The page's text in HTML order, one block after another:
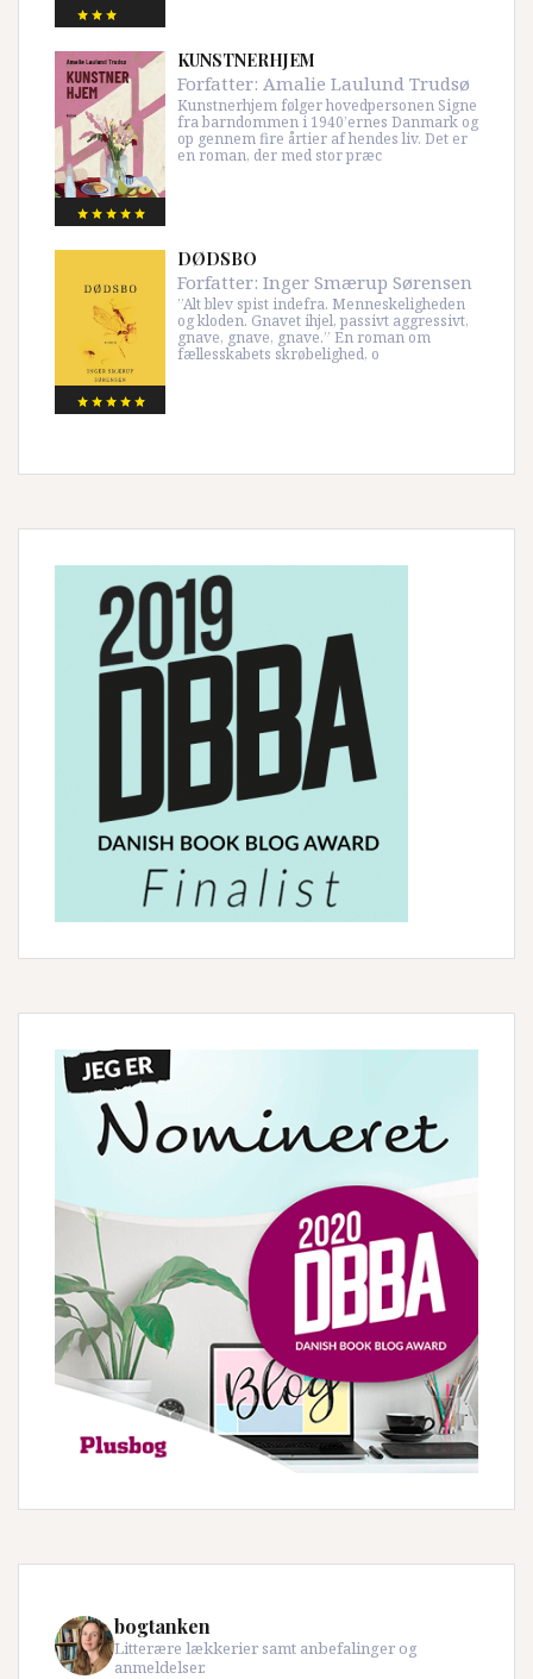
KUNSTNERHJEM
Forfatter: Amalie Laulund Trudsø
Kunstnerhjem følger hovedpersonen Signe
fra barndommen i 1940’ernes Danmark og
op gennem fire årtier af hendes liv. Det er
en roman, der med stor præc
DØDSBO
Forfatter: Inger Smærup Sørensen
”Alt blev spist indefra. Menneskeligheden
og kloden. Gnavet ihjel, passivt aggressivt,
gnave, gnave, gnave.” En roman om
fællesskabets skrøbelighed, o
bogtanken
Litterære lækkerier samt anbefalinger og
anmeldelser.